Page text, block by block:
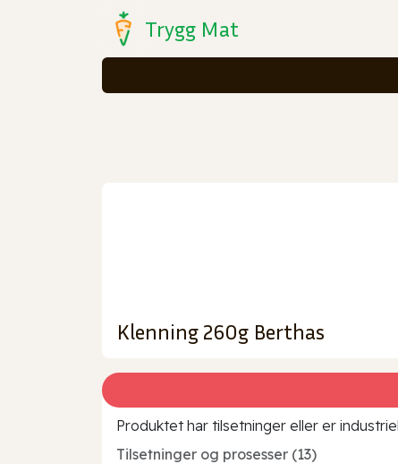
Trygg Mat
Klenning 260g Berthas
Produktet har tilsetninger eller er
Tilsetninger og prosesser (13)